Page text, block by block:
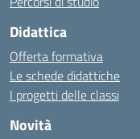
Didattica
Offerta formativa
Le schede didattiche
I progetti delle classi
Novità